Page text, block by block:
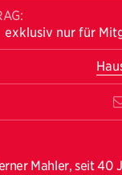
exklusiv nur für
Mahler, seit 40